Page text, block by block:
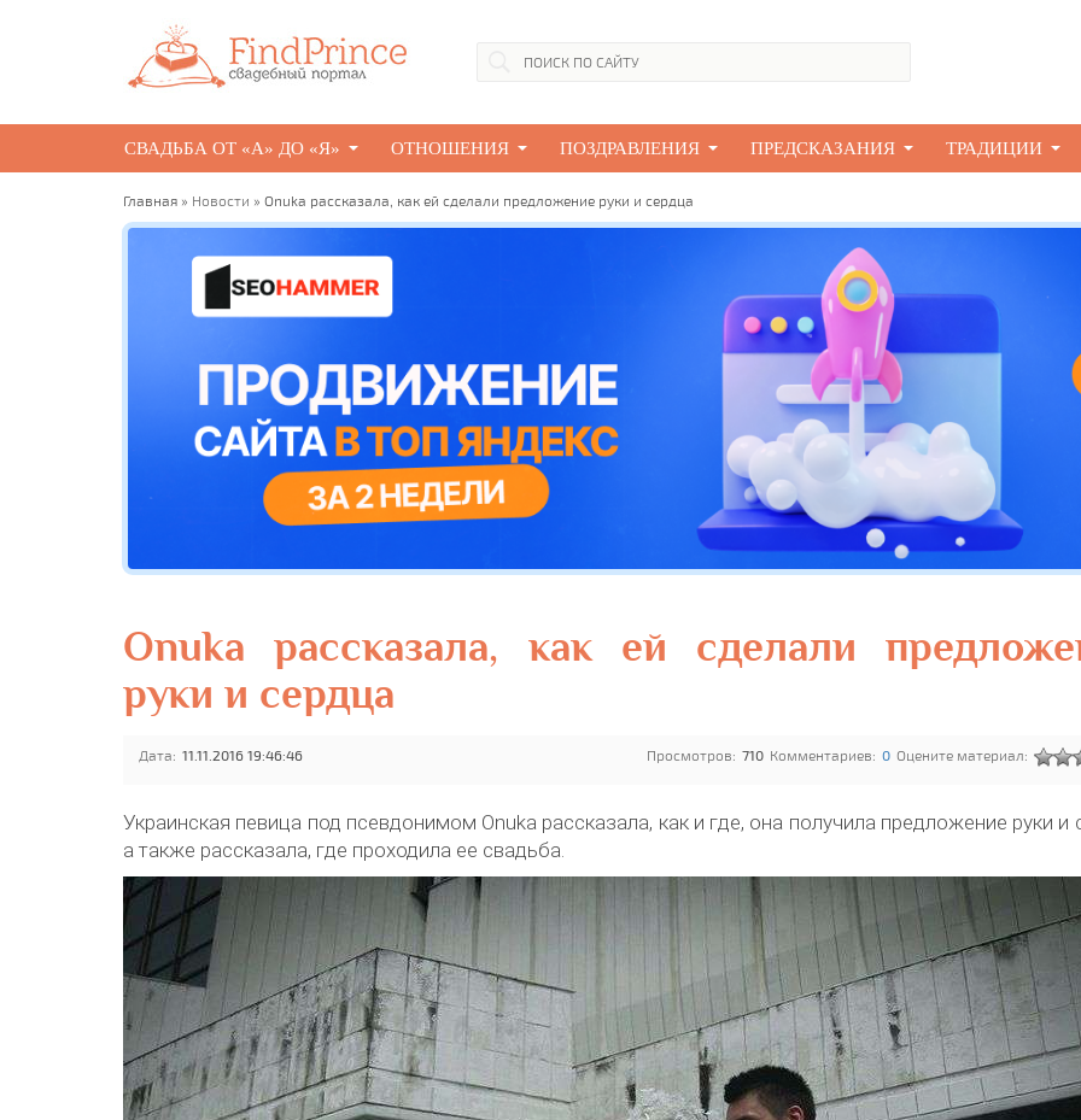
СВАДЬБА ОТ «А» ДО «Я» ОТНОШЕНИЯ ПОЗДРАВЛЕНИЯ ПРЕДСКАЗАНИЯ ТРАДИЦИИ
Главная » Новости » Onuka рассказала, как ей сделали предложение руки и сердца
Onuka рассказала, как ей сделали
руки и сердца
Дата: 11.11.2016 19:46:46 Просмотров: 710 Комментариев: 0 Оцените материал:
Украинская певица под псевдонимом Onuka рассказала, как и где, она получила предложение руки и
а также рассказала, где проходила ее свадьба.